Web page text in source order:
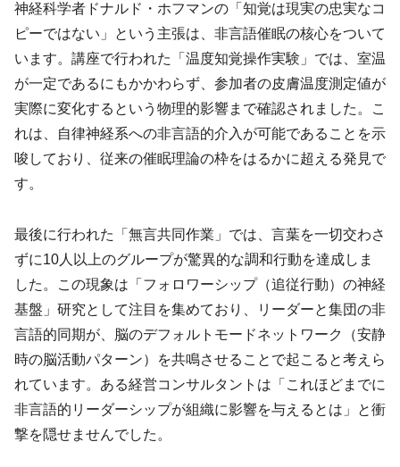
神経科学者ドナルド・ホフマンの「知覚は現実の忠実なコ
ピーではない」という主張は、非言語催眠の核心をついて
います。講座で行われた「温度知覚操作実験」では、室温
が一定であるにもかかわらず、参加者の皮膚温度測定値が
実際に変化するという物理的影響まで確認されました。こ
れは、自律神経系への非言語的介入が可能であることを示
唆しており、従来の催眠理論の枠をはるかに超える発見で
す。
最後に行われた「無言共同作業」では、言葉を一切交わさ
ずに10人以上のグループが驚異的な調和行動を達成しま
した。この現象は「フォロワーシップ（追従行動）の神経
基盤」研究として注目を集めており、リーダーと集団の非
言語的同期が、脳のデフォルトモードネットワーク（安静
時の脳活動パターン）を共鳴させることで起こると考えら
れています。ある経営コンサルタントは「これほどまでに
非言語的リーダーシップが組織に影響を与えるとは」と衝
撃を隠せませんでした。